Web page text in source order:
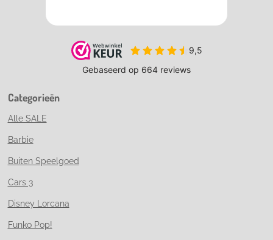
Categorieën
Alle SALE
Barbie
Buiten Speelgoed
Cars 3
Disney Lorcana
Funko Pop!